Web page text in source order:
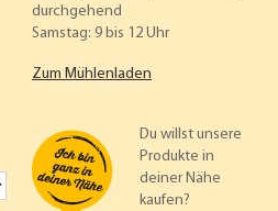
durchgehend
Samstag: 9 bis 12 Uhr
Zum Mühlenladen
Du willst unsere
Produkte in
deiner Nähe
kaufen?